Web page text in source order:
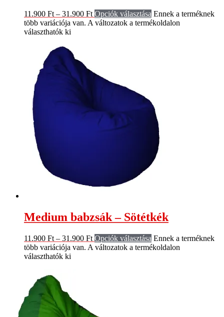
11.900 Ft – 31.900 Ft Opciók választása Ennek a terméknek
több variációja van. A változatok a termékoldalon
választhatók ki
Medium babzsák – Sötétkék
11.900 Ft – 31.900 Ft Opciók választása Ennek a terméknek
több variációja van. A változatok a termékoldalon
választhatók ki